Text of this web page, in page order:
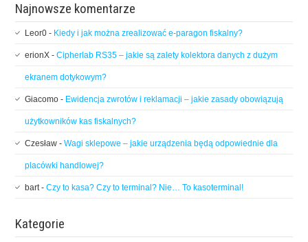
Najnowsze komentarze
Leor0 - Kiedy i jak można zrealizować e-paragon fiskalny?
erionX -Cipherlab RS35 – jakie są zalety kolektora danych z dużym
ekranem dotykowym?
Giacomo - Ewidencja zwrotów i reklamacji – jakie zasady obowiązują
użytkowników kas fiskalnych?
Czesław -Wagi sklepowe – jakie urządzenia będą odpowiednie dla
placówki handlowej?
bart-Czy to kasa? Czy to terminal? Nie… To kasoterminal!
Kategorie